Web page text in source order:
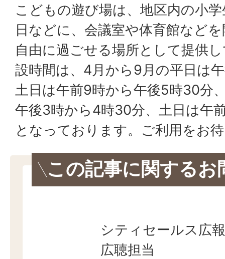
こどもの遊び場は、地区内の小
日などに、会議室や体育館など
自由に過ごせる場所として提供
設時間は、4月から9月の平日は
土日は午前9時から午後5時30分
午後3時から4時30分、土日は午
となっております。ご利用をお
この記事に関するお
シティセールス広
広聴担当